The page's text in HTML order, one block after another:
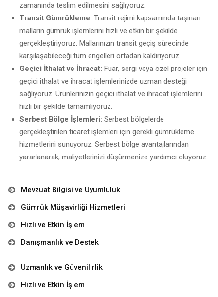
zamanında teslim edilmesini sağlıyoruz.
Transit Gümrükleme: Transit rejimi kapsamında taşınan
malların gümrük işlemlerini hızlı ve etkin bir şekilde
gerçekleştiriyoruz. Mallarınızın transit geçiş sürecinde
karşılaşabileceği tüm engelleri ortadan kaldırıyoruz.
Geçici İthalat ve İhracat: Fuar, sergi veya özel projeler için
geçici ithalat ve ihracat işlemlerinizde uzman desteği
sağlıyoruz. Ürünlerinizin geçici ithalat ve ihracat işlemlerini
hızlı bir şekilde tamamlıyoruz.
Serbest Bölge İşlemleri: Serbest bölgelerde
gerçekleştirilen ticaret işlemleri için gerekli gümrükleme
hizmetlerini sunuyoruz. Serbest bölge avantajlarından
yararlanarak, maliyetlerinizi düşürmenize yardımcı oluyoruz.
Mevzuat Bilgisi ve Uyumluluk
Gümrük Müşavirliği Hizmetleri
Hızlı ve Etkin İşlem
Danışmanlık ve Destek
Uzmanlık ve Güvenilirlik
Hızlı ve Etkin İşlem